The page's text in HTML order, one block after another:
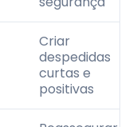
Criar
despedidas
curtas e
positivas